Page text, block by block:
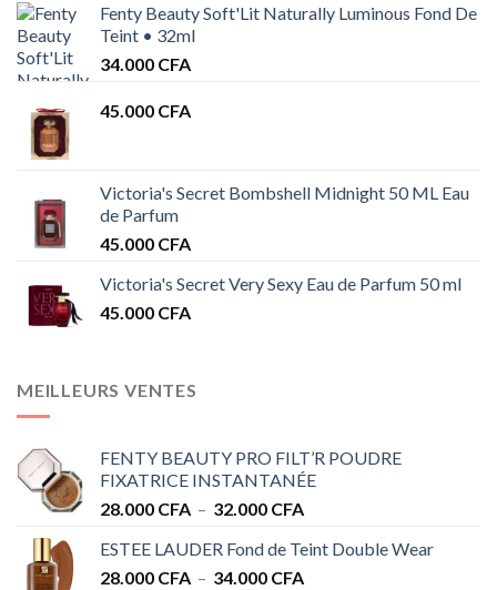
Fenty Beauty Soft'Lit Naturally Luminous Fond De
Teint • 32ml
34.000 CFA
45.000 CFA
Victoria's Secret Bombshell Midnight 50 ML Eau
de Parfum
45.000 CFA
Victoria's Secret Very Sexy Eau de Parfum 50 ml
45.000 CFA
MEILLEURS VENTES
FENTY BEAUTY PRO FILT’R POUDRE
FIXATRICE INSTANTANÉE
28.000 CFA – 32.000 CFAPlage
prix :
28.000 CFA
ESTEE LAUDER Fond de Teint Double Wear
28.000 CFA – 34.000 CFAPlage